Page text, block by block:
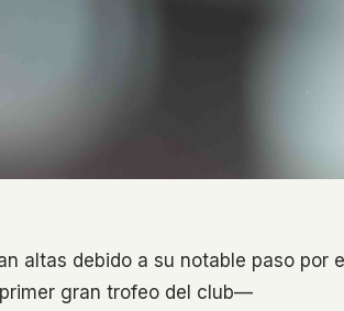
altas debido a su notable paso por
gran trofeo del club—